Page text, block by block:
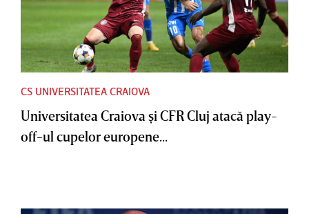
CS UNIVERSITATEA CRAIOVA
Universitatea Craiova şi CFR Cluj atacă play-
off-ul cupelor europene...